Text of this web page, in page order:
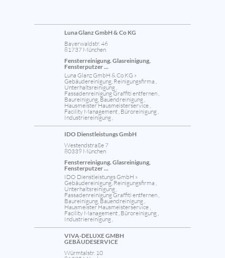
Luna Glanz GmbH & Co KG
Bayerwaldstr. 46
81737 München
Fensterreinigung. Glasreinigung,
Fensterputzer ...
Luna Glanz GmbH & Co KG »
Gebäudereinigung, Reinigungsfirma ,
Unterhaltsreinigung ,
Fassadenreinigung Graffiti entfernen ,
Baureinigung, Bauendreinigung ,
Hausmeister Hausmeisterservice ,
Facility Management , Büroreinigung ,
Industriereinigung ,
IDO Dienstleistungs GmbH
Westendstraße 7
80339 München
Fensterreinigung. Glasreinigung,
Fensterputzer ...
IDO Dienstleistungs GmbH »
Gebäudereinigung, Reinigungsfirma ,
Unterhaltsreinigung ,
Fassadenreinigung Graffiti entfernen ,
Baureinigung, Bauendreinigung ,
Hausmeister Hausmeisterservice ,
Facility Management , Büroreinigung ,
Industriereinigung ,
VIVA-DELUXE GMBH
GEBÄUDESERVICE
Würmtalstr. 10